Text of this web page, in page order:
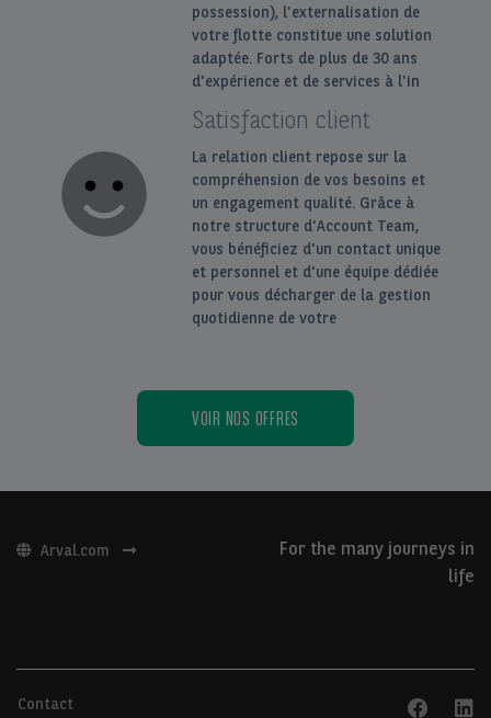
possession), l'externalisation de
votre flotte constitue une solution
adaptée. Forts de plus de 30 ans
d'expérience et de services à l'in
Satisfaction client
La relation client repose sur la
compréhension de vos besoins et
un engagement qualité. Grâce à
notre structure d'Account Team,
vous bénéficiez d'un contact unique
et personnel et d'une équipe dédiée
pour vous décharger de la gestion
quotidienne de votre
VOIR NOS OFFRES
Arval.com
For the many journeys in
life
Contact